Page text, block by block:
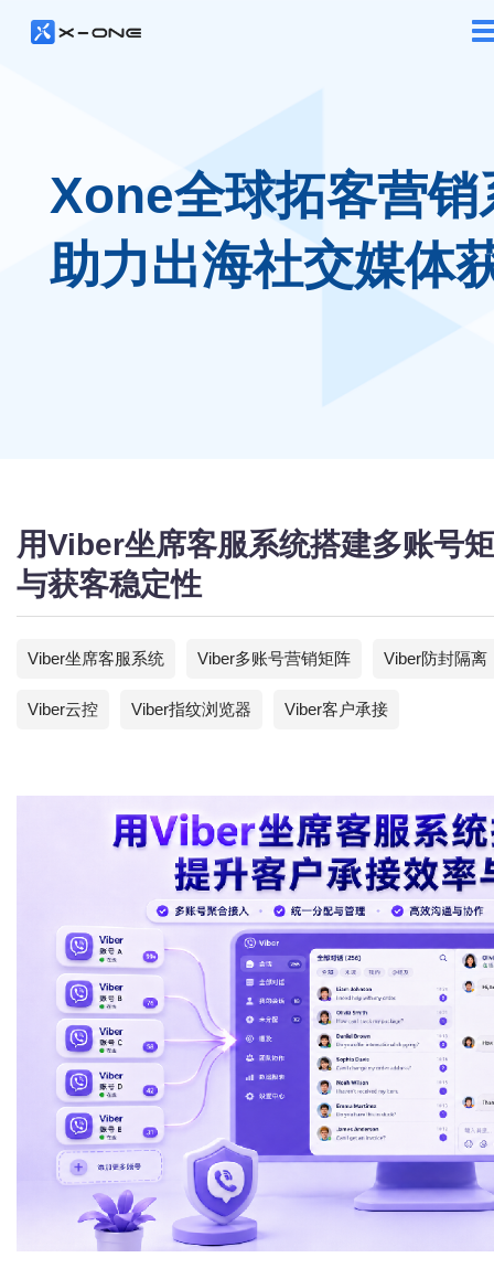
Xone全球拓客营销
助力出海社交媒体
用Viber坐席客服系统搭建多账号
与获客稳定性
Viber坐席客服系统 Viber多账号营销矩阵 Viber防封隔离
Viber云控 Viber指纹浏览器 Viber客户承接